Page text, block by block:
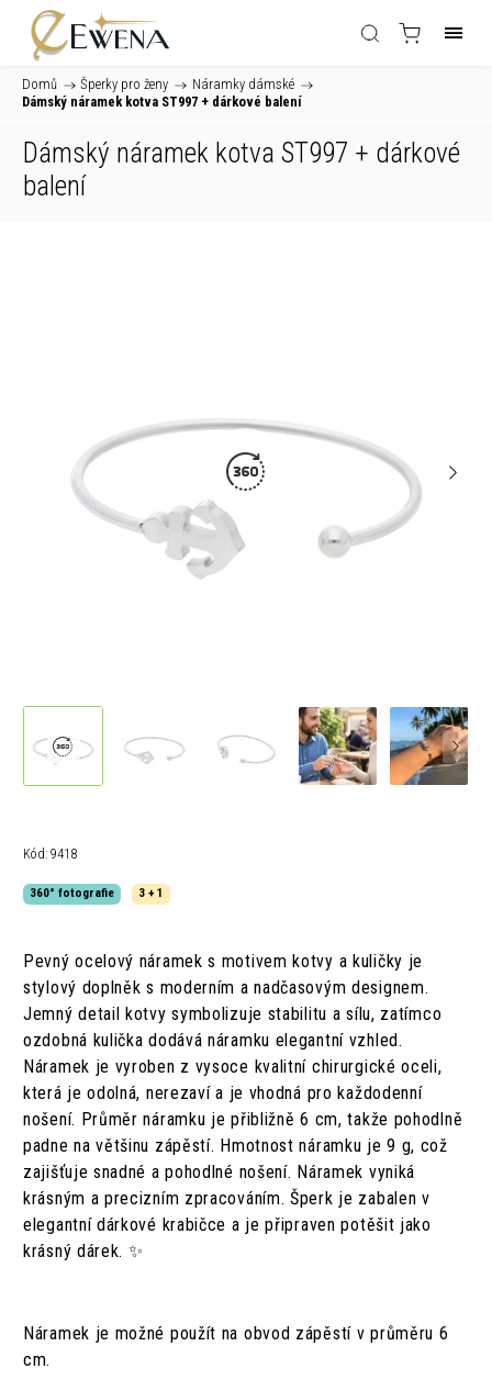
Domů / Šperky pro ženy / Náramky dámské /
Dámský náramek kotva ST997 + dárkové balení
Dámský náramek kotva ST997 + dárkové
balení
Kód: 9418
360° fotografie 3 + 1
Pevný ocelový náramek s motivem kotvy a kuličky je
stylový doplněk s moderním a nadčasovým designem.
Jemný detail kotvy symbolizuje stabilitu a sílu, zatímco
ozdobná kulička dodává náramku elegantní vzhled.
Náramek je vyroben z vysoce kvalitní chirurgické oceli,
která je odolná, nerezaví a je vhodná pro každodenní
nošení. Průměr náramku je přibližně 6 cm, takže pohodlně
padne na většinu zápěstí. Hmotnost náramku je 9 g, což
zajišťuje snadné a pohodlné nošení. Náramek vyniká
krásným a precizním zpracováním. Šperk je zabalen v
elegantní dárkové krabičce a je připraven potěšit jako
krásný dárek. ✨
Náramek je možné použít na obvod zápěstí v průměru 6
cm.